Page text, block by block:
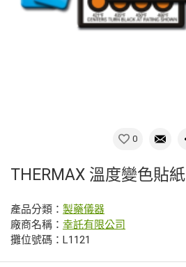
0
THERMAX 溫度變色貼紙
產品分類： 製藥儀器
廠商名稱： 幸託有限公司
攤位號碼：L1121